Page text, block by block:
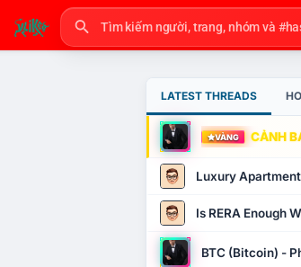
LATEST THREADS
VÀNG CẢNH
Luxury
Is RERA Enough
BTC (Bitcoin) -